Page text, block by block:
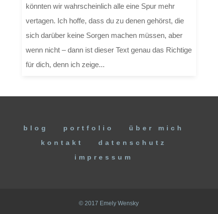
könnten wir wahrscheinlich alle eine Spur mehr
vertagen. Ich hoffe, dass du zu denen gehörst, die
sich darüber keine Sorgen machen müssen, aber
wenn nicht – dann ist dieser Text genau das Richtige
für dich, denn ich zeige...
blog portfolio
über mich
kontakt
datenschutz
impressum
© 2017 Emely Wensky